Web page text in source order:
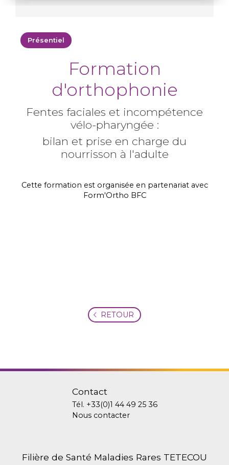
Présentiel
Formation
d'orthophonie
Fentes faciales et incompétence
vélo-pharyngée :
bilan et prise en charge du
nourrisson à l'adulte
Cette formation est organisée en partenariat avec
Form'Ortho BFC
RETOUR
Contact
Tél. +33(0)1 44 49 25 36
Nous contacter
Filière de Santé Maladies Rares TETECOU